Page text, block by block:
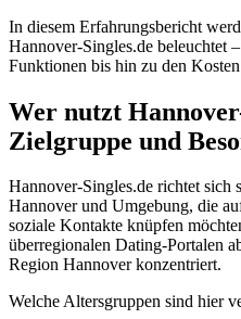
In diesem Erfahrungsbericht
Hannover-Singles.de beleuchtet
Funktionen bis hin zu den
Wer nutzt
Zielgruppe und
Hannover-Singles.de richtet sich
Hannover und Umgebung, die
soziale Kontakte knüpfen
überregionalen Dating-Portalen
Region Hannover konzentriert.
Welche Altersgruppen sind hier